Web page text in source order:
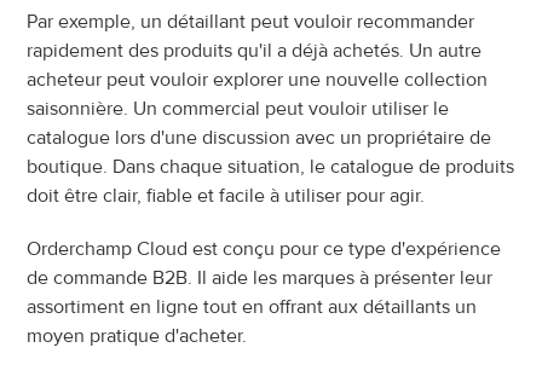
Par exemple, un détaillant peut vouloir recommander
rapidement des produits qu'il a déjà achetés. Un autre
acheteur peut vouloir explorer une nouvelle collection
saisonnière. Un commercial peut vouloir utiliser le
catalogue lors d'une discussion avec un propriétaire de
boutique. Dans chaque situation, le catalogue de produits
doit être clair, fiable et facile à utiliser pour agir.
Orderchamp Cloud est conçu pour ce type d'expérience
de commande B2B. Il aide les marques à présenter leur
assortiment en ligne tout en offrant aux détaillants un
moyen pratique d'acheter.